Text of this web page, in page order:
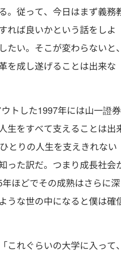
。従って、今日はまず義務
れば良いかという話をしよ
い。そこが変わらないと、
を成し遂げることは出来な
トした1997年には山一證券
生をすべて支えることは出
とりの人生を支えきれない
った訳だ。つまり成長社会
ほどでその成熟はさらに深
うな世の中になると僕は確
れぐらいの大学に入って、